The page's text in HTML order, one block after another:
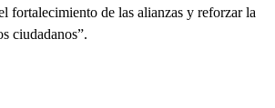
fortalecimiento de las alianzas y reforzar la
ciudadanos”.